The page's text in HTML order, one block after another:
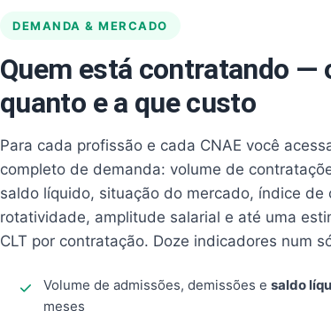
DEMANDA & MERCADO
Quem está contratando —
quanto e a que custo
Para cada profissão e cada CNAE você
completo de demanda: volume de
saldo líquido, situação do mercado, índice de
rotatividade, amplitude salarial e até uma
CLT por contratação. Doze indicadores num
Volume de admissões, demissões e saldo
meses